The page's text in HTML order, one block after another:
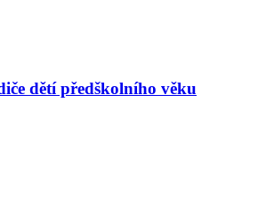
dětí předškolního věku